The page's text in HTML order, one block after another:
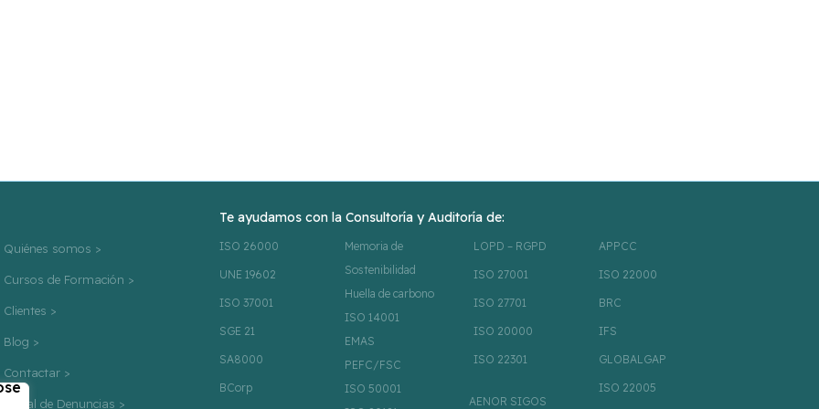
Quiénes somos >
Cursos de Formación >
Clientes >
Blog >
Contactar >
Canal de Denuncias >
Te ayudamos con la Consultoría y Auditoría de:
ISO 26000
UNE 19602
ISO 37001
SGE 21
SA8000
BCorp
Memoria de
Sostenibilidad
Huella de carbono
ISO 14001
EMAS
PEFC/FSC
ISO 50001
LOPD – RGPD
ISO 27001
ISO 27701
ISO 20000
ISO 22301
AENOR SIGOS
APPCC
ISO 22000
BRC
IFS
GLOBALGAP
ISO 22005